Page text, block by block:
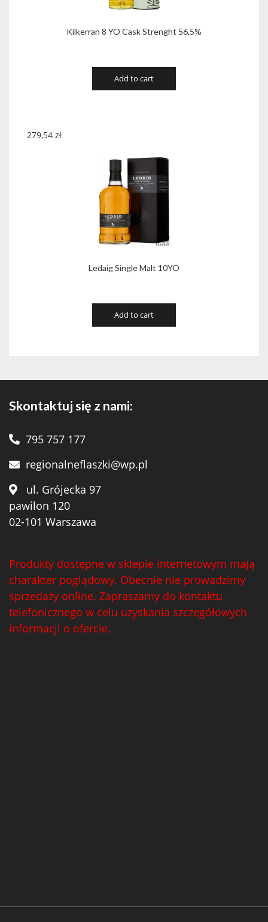
Kilkerran 8 YO Cask Strenght 56,5%
Add to cart
Ledaig Single Malt 10YO
279,54 zł
Add to cart
Skontaktuj się z nami:
795 757 177
regionalneflaszki@wp.pl
ul. Grójecka 97
pawilon 120
02-101 Warszawa
Produkty dostępne w sklepie internetowym mają
charakter poglądowy. Obecnie nie prowadzimy
sprzedaży online. Zapraszamy do kontaktu
telefonicznego w celu uzyskania szczegółowych
informacji o ofercie.